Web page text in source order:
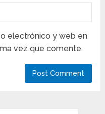
electrónico y web en
vez que comente.